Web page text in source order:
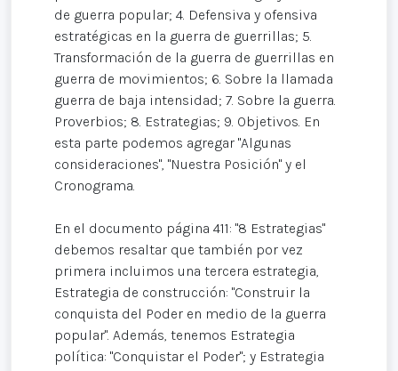
de guerra popular; 4. Defensiva y ofensiva
estratégicas en la guerra de guerrillas; 5.
Transformación de la guerra de guerrillas en
guerra de movimientos; 6. Sobre la llamada
guerra de baja intensidad; 7. Sobre la guerra.
Proverbios; 8. Estrategias; 9. Objetivos. En
esta parte podemos agregar "Algunas
consideraciones", "Nuestra Posición" y el
Cronograma.
En el documento página 411: "8 Estrategias"
debemos resaltar que también por vez
primera incluimos una tercera estrategia,
Estrategia de construcción: "Construir la
conquista del Poder en medio de la guerra
popular". Además, tenemos Estrategia
política: "Conquistar el Poder"; y Estrategia